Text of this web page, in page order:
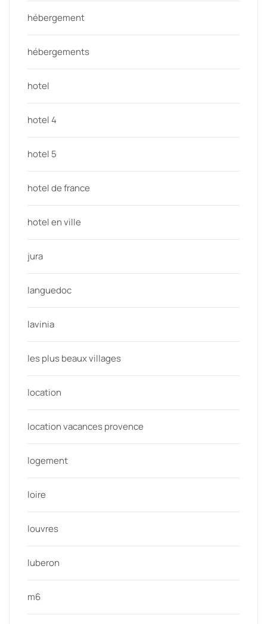
hébergement
hébergements
hotel
hotel 4
hotel 5
hotel de france
hotel en ville
jura
languedoc
lavinia
les plus beaux villages
location
location vacances provence
logement
loire
louvres
luberon
m6